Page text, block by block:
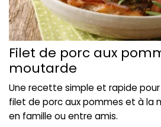
Filet de porc aux
moutarde
Une recette simple et rapide
filet de porc aux pommes et à la
en famille ou entre amis.